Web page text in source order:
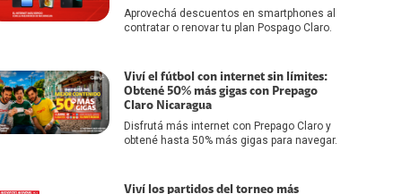
Aprovechá descuentos en smartphones al
contratar o renovar tu plan Pospago Claro.
Viví el fútbol con internet sin límites:
Obtené 50% más gigas con Prepago
Claro Nicaragua
Disfrutá más internet con Prepago Claro y
obtené hasta 50% más gigas para navegar.
Viví los partidos del torneo más